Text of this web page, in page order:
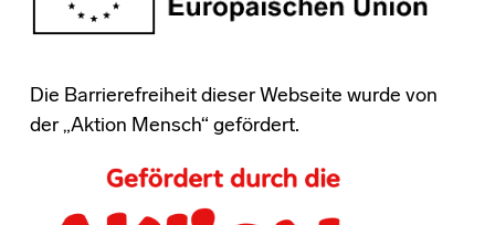
Die Barrierefreiheit dieser Webseite wurde von
der „Aktion Mensch“ gefördert.